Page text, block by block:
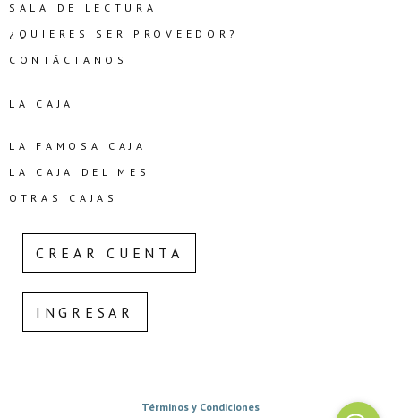
SALA DE LECTURA
¿QUIERES SER PROVEEDOR?
CONTÁCTANOS
LA CAJA
LA FAMOSA CAJA
LA CAJA DEL MES
OTRAS CAJAS
CREAR CUENTA
INGRESAR
Términos y Condiciones